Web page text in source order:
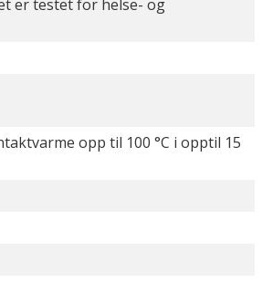
er testet for helse- og
opp til 100 °C i opptil 15